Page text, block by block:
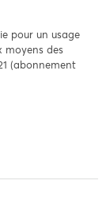
pour un usage
moyens des
(abonnement